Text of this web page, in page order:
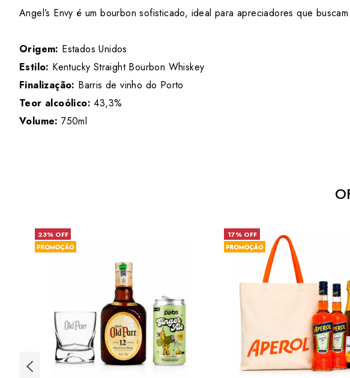
Angel’s Envy é um bourbon sofisticado, ideal para apreciadores que
Origem: Estados Unidos
Estilo: Kentucky Straight Bourbon Whiskey
Finalização: Barris de vinho do Porto
Teor alcoólico: 43,3%
Volume: 750ml
23% OFF 17% OFF